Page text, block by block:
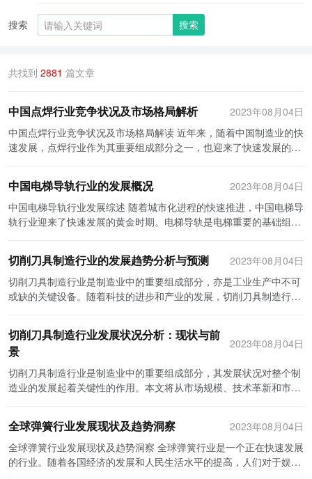
搜索 搜索
共找到 2881 篇文章
中国点焊行业竞争状况及市场格局解析
2023年08月04日
中国点焊行业竞争状况及市场格局解读 近年来，随着中国制造业的快
速发展，点焊行业作为其重要组成部分之一，也迎来了快速发展的机
设备制造企业众多，既有国际知名品牌如ABB、Panasonic等，也有
大量本土品牌如光大焊机、机柜君等。这些企业在技术研发、产品品
质和售后服务上各有优劣，彼此之间的竞争激烈。此外，点焊设备的
加速了行业的变革和创新。 其次，中国点焊行业的市场格局呈现出分
散和集中并存的特点。由于点焊市场的多元化需求，企业之间在市场
上各执一端，形成了多个细分市场。例如汽车制造、家电制造、通信
市场地位。这种分散的市场格局也使得行业竞争更加激烈，提高了企
业的创新和升级的动力。 然而，随着中国制造业和点焊行业的不断发
展，市场格局也在逐渐趋向集中。一方面，一些龙头企业通过技术创
新和市场扩张，在细分市场上取得了相对优势，形成了一定的市场垄
断地位。例如，ABB作为全球领先的工业自动化和机器人系统供应
的加剧，一些小型企业被大型企业吸纳或倒闭，行业竞争的格局在向
少数大企业集中的方向发展。这也使得市场上的竞争更加激烈，企业
之间的差距也在逐渐拉大。 总结起来，中国点焊行业在竞争状况和市
场格局方面呈现出复杂多样的特点。竞争激烈的环境推动了企业不断
中国电梯导轨行业的发展概况
2023年08月04日
中国电梯导轨行业发展综述 随着城市化进程的快速推进，中国电梯导
轨行业迎来了快速发展的黄金时期。电梯导轨是电梯重要的基础组成
十年的发展，已经取得了长足的进步。目前，中国电梯导轨行业已成
为全球最大的生产和消费市场之一。根据统计数据显示，中国年产电
梯导轨超过10万吨，所占全球市场份额达到70%以上。 首先，中国
企业加大了技术创新和研发投入，并取得了一系列突破性的成果。如
今，中国已经能够生产高精度、高质量的电梯导轨产品，并逐步减少
对进口产品的依赖。 其次，中国电梯导轨行业在质量控制方面做出了
巨大的努力。过去，中国电梯导轨产品的质量问题备受诟病，给消费
者的安全和信任带来了巨大的影响。鉴于此，中国政府加强了对电梯
造企业也积极响应，加强内部质量管理体系建设，不断提高产品质
量，确保产品的稳定性和安全性。 再次，中国电梯导轨行业建立了完
善的产业体系。中国拥有众多电梯企业和导轨制造企业，形成了完整
的产业链，包括导轨材料的生产、加工、安装和维护等各个环节。这
切削刀具制造行业的发展趋势分析与预测
2023年08月04日
切削刀具制造行业是制造业中的重要组成部分，亦是工业生产中不可
或缺的关键设备。随着科技的进步和产业的发展，切削刀具制造行业
型升级和智能化水平的提高，切削刀具制造行业将会朝着智能化方向
发展。传统的切削刀具制造需要大量的人工操作，工作效率低下且存
在一定的安全隐患。而智能化切削刀具制造可以通过自动化设备和机
器人技术来实现，能够实现更高的制造效率和精度，并且能够大幅度
刀具将会成为行业的发展趋势之一。传统的切削刀具制造过程中，会
产生大量的废水、废气和废渣等环境污染物，对环境造成严重的影
响。未来，切削刀具制造企业需要加大对环保技术的研发和应用，推
动绿色制造的发展。采用环保型材料，提高切削刀具的可循环利用
切削刀具制造行业发展状况分析：现状与前
景
2023年08月04日
切削刀具制造行业是制造业中的重要组成部分，其发展状况对整个制
造业的发展起着关键性的作用。本文将从市场规模、技术革新和市场
刀具制造行业市场规模呈现出稳步增长的趋势。随着制造业的快速发
展，对切削刀具的需求也在不断提高。切削刀具是实现零部件加工的
重要工具，其质量和效率直接影响到制造业的竞争力。因此，切削刀
具制造企业在市场上有着广阔的发展空间。根据统计数据显示，切削
全球弹簧行业发展现状及趋势洞察
2023年08月04日
全球弹簧行业发展现状及趋势洞察 全球弹簧行业是一个正在快速发展
的行业。随着各国经济的发展和人民生活水平的提高，人们对于娱乐